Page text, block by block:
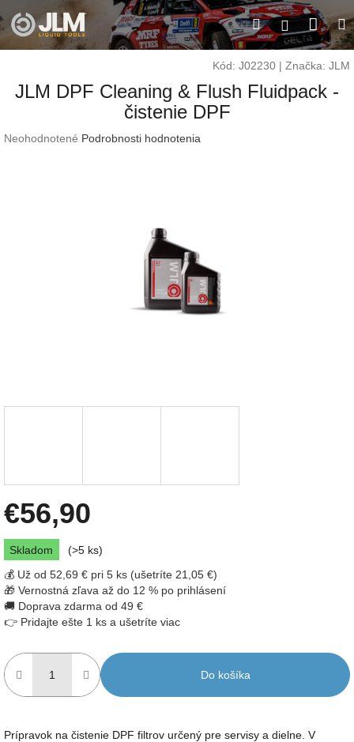
na
obsah
Hľadať
Kód: J02230 | Značka: JLM
JLM DPF Cleaning & Flush Fluidpack -
čistenie DPF
Priemerné
Neohodnotené Podrobnosti hodnotenia
€56,90
Jednotková
cena:
Skladom
(>5 ks)
💰 Už od 52,69 € pri 5 ks (ušetríte 21,05 €)
🎁 Vernostná zľava až do 12 % po prihlásení
🚚 Doprava zdarma od 49 €
👉 Pridajte ešte 1 ks a ušetríte viac
Do košíka
Prípravok na čistenie DPF filtrov určený pre servisy a dielne. V